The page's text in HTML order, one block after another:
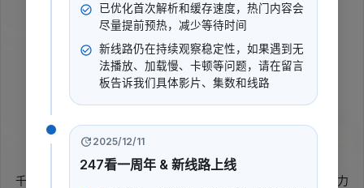
龙族的反击
暂无评分 2018
动作
千百年间，人族与妖族征战不休。人皇一场突袭曾让妖族情报主力
已优化首次解析和缓存速度，热门内容会
尽量提前预热，减少等待时间
新线路仍在持续观察稳定性，如果遇到无
法播放、加载慢、卡顿等问题，请在留言
板告诉我们具体影片、集数和线路
2025/12/11
247看一周年 & 新线路上线